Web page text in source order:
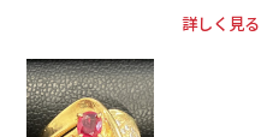
詳しく見る